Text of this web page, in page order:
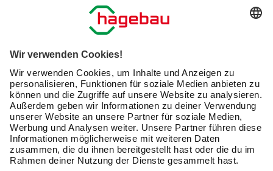
Verfügbarkeit im Markt prüfen
lieferbar
GRATIS VERSAND
BIOHORT
Sichtschutz für Hochbeet »Belvedere«,
Stahlblech, feuerverzinkt/lackiert
309,00 €
Verfügbarkeit im Markt prüfen